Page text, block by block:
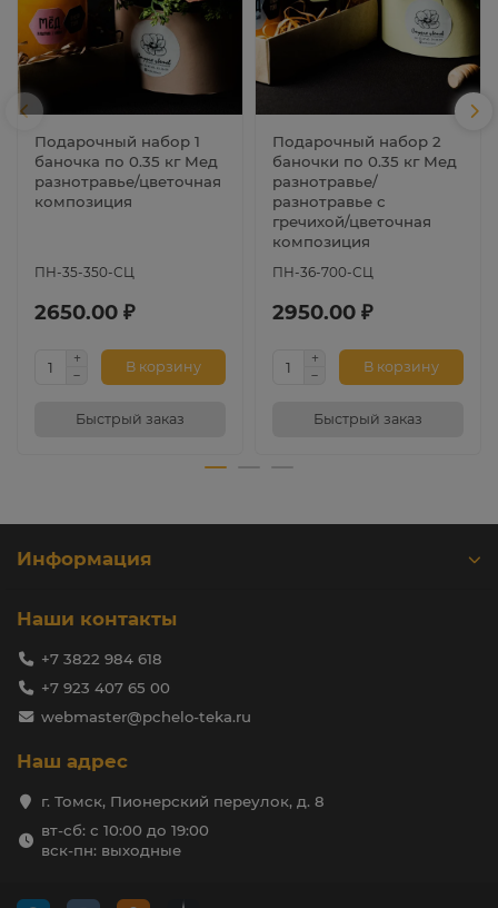
Подарочный набор 1
баночка по 0.35 кг Мед
разнотравье/цветочная
композиция
ПН-35-350-СЦ
2650.00 ₽
В корзину
Быстрый заказ
Подарочный набор 2
баночки по 0.35 кг Мед
разнотравье/
разнотравье с
гречихой/цветочная
композиция
ПН-36-700-СЦ
2950.00 ₽
В корзину
Быстрый заказ
Информация
Наши контакты
+7 3822 984 618
+7 923 407 65 00
webmaster@pchelo-teka.ru
Наш адрес
г. Томск, Пионерский переулок, д. 8
вт-сб: с 10:00 до 19:00
вск-пн: выходные